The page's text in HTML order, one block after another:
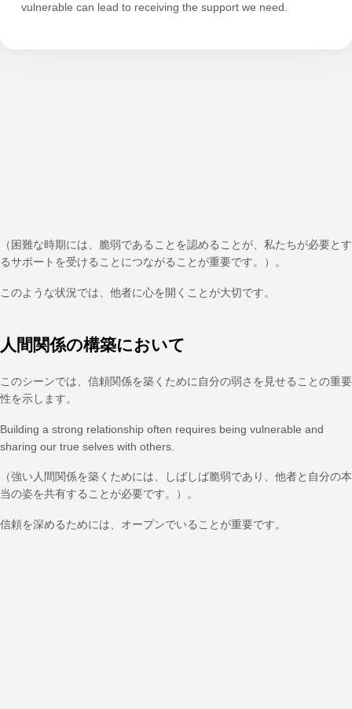
vulnerable can lead to receiving the support we need.
（困難な時期には、脆弱であることを認めることが、私たちが必要とす
るサポートを受けることにつながることが重要です。）。
このような状況では、他者に心を開くことが大切です。
人間関係の構築において
このシーンでは、信頼関係を築くために自分の弱さを見せることの重要
性を示します。
Building a strong relationship often requires being vulnerable and
sharing our true selves with others.
（強い人間関係を築くためには、しばしば脆弱であり、他者と自分の本
当の姿を共有することが必要です。）。
信頼を深めるためには、オープンでいることが重要です。